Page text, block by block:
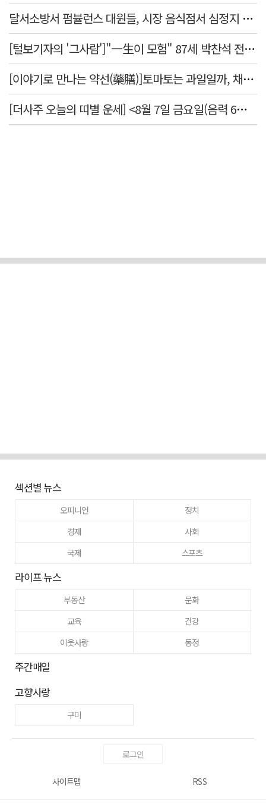
달서소방서 펌뷸런스 대원들, 시장 음식점서 심정지 환자 생명 살려
[털보기자의 '그사람']"一生이 모험" 87세 박찬석 전 경북대 총장
[이야기로 만나는 약선(藥膳)]토마토는 과일일까, 채소일까
[더사주 오늘의 띠별 운세] <8월 7일 금요일(음력 6월25일)>
섹션별 뉴스
오피니언
정치
경제
사회
국제
스포츠
라이프 뉴스
부동산
문화
교육
건강
이웃사랑
동정
주간매일
고향사랑
구미
로그인
사이트맵 RSS